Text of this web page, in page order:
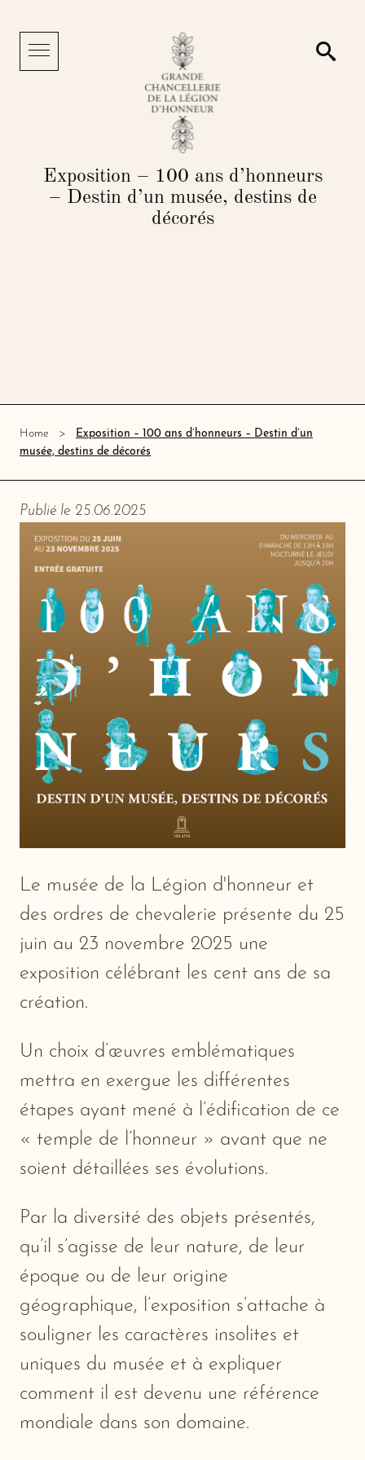
Menu
Exposition – 100 ans d’honneurs
– Destin d’un musée, destins de
décorés
Home
Exposition – 100 ans d’honneurs – Destin d’un
musée, destins de décorés
Publié le 25.06.2025
Le musée de la Légion d'honneur et
des ordres de chevalerie présente du 25
juin au 23 novembre 2025 une
exposition célébrant les cent ans de sa
création.
Un choix d’œuvres emblématiques
mettra en exergue les différentes
étapes ayant mené à l’édification de ce
« temple de l’honneur » avant que ne
soient détaillées ses évolutions.
Par la diversité des objets présentés,
qu’il s’agisse de leur nature, de leur
époque ou de leur origine
géographique, l’exposition s’attache à
souligner les caractères insolites et
uniques du musée et à expliquer
comment il est devenu une référence
mondiale dans son domaine.